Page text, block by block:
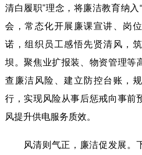
Русский язык 日
Deutsch Português
清白履职”理念，将廉洁教育纳入
会，常态化开展廉课宣讲、岗
诺，组织员工感悟先贤清风，
坝。聚焦业扩报装、物资管理等
查廉洁风险、建立防控台账，
行，实现风险从事后惩戒向事前
风提升供电服务质效。
风清则气正，廉洁促发展。